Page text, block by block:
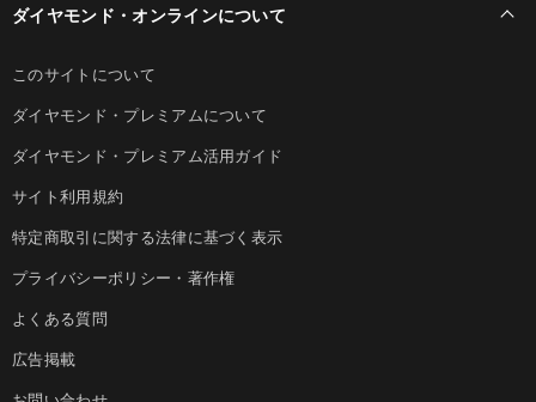
ダイヤモンド・オンラインについて
このサイトについて
ダイヤモンド・プレミアムについて
ダイヤモンド・プレミアム活用ガイド
サイト利用規約
特定商取引に関する法律に基づく表示
プライバシーポリシー・著作権
よくある質問
広告掲載